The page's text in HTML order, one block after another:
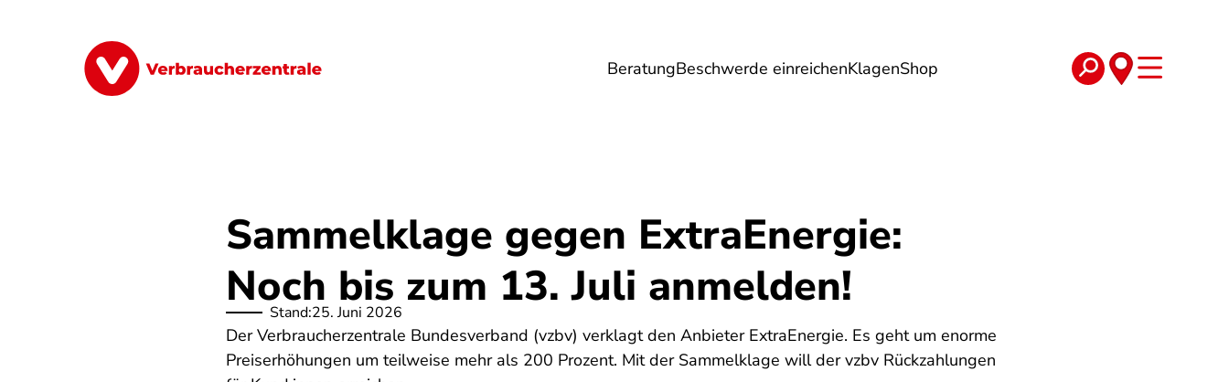
BeratungBeschwerde einreichenKlagenShop
Finanzen Digitales Lebensmittel Gesundheit Energie Reise Verträge
Sammelklage gegen ExtraEnergie:
Noch bis zum 13. Juli anmelden!
Stand:25. Juni 2026
Der Verbraucherzentrale Bundesverband (vzbv) verklagt den Anbieter ExtraEnergie. Es geht um enorme
Preiserhöhungen um teilweise mehr als 200 Prozent. Mit der Sammelklage will der vzbv Rückzahlungen